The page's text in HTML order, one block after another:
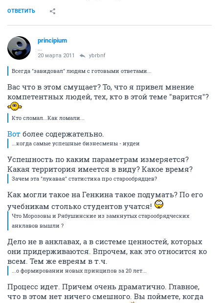
ОТВЕТИТЬ
principium
20 марта 2011 ybrbnf
Всегда "завидовал" людям с готовыми ответами...
Вас что в этом смущает? То, что я привел мнение
компетентных людей, тех, кто в этой теме "варится"?
Кто сломал...Как ломали...
Вот более содержательно.
...когда самые успешные бизнесмены - иудеи
Успешность по каким параметрам измеряется?
Какая территория имеется в виду? Какое время?
Зачем эта "лукавая" статистика про старообрядцев?
Как могли такое на Генкина такое подумать? По его
учебникам столько студентов учатся!
Что Морозовы и Рябушинские из замкнутых старообрядческих
анклавов вышли ?
Дело не в анклавах, а в системе ценностей, которых
они придерживаются. Впрочем, как это относится ко
всем. Тем же евреям в т.ч.
...о формировании новых принципов за 20 лет...
Процесс идет. Причем очень драматично. Главное,
что в этом нет ничего смешного. Вы поймете, когда